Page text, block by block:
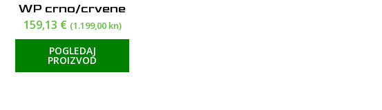
WP crno/crvene
159,13 € (1.199,00 kn)
POGLEDAJ
PROIZVOD